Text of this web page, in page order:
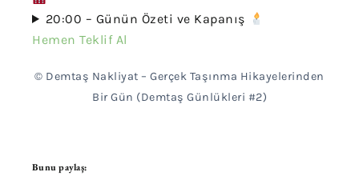
20:00 – Günün Özeti ve Kapanış
Hemen Teklif Al
© Demtaş Nakliyat – Gerçek Taşınma Hikayelerinden
Bir Gün (Demtaş Günlükleri #2)
Bunu paylaş: